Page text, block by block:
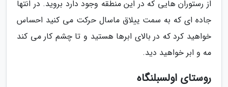
از رستوران هایی که در این منطقه وجود دارد بروید. در انتها
جاده ای که به سمت ییلاق ماسال حرکت می کنید احساس
خواهید کرد که در بالای ابرها هستید و تا چشم کار می کند
مه و ابر خواهید دید.
روستای اولسبلنگاه